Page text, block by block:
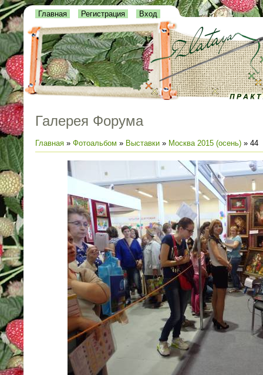
Главная Регистрация Вход
Галерея Форума
Главная » Фотоальбом » Выставки » Москва 2015 (осень) » 44